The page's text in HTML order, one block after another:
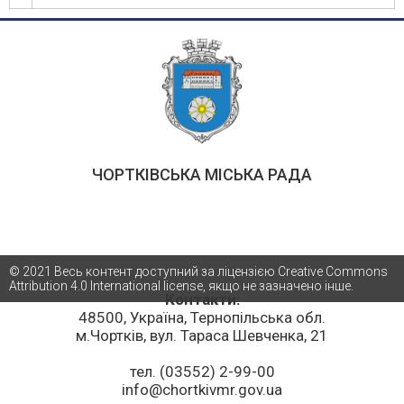
розр.проект.замкова
Рубчакової
розроблення
Залізнична
ЧОРТКІВСЬКА МІСЬКА РАДА
Контакти:
48500, Україна, Тернопільська обл.
м.Чортків, вул. Тараса Шевченка, 21
тел. (03552) 2-99-00
info@chortkivmr.gov.ua
© 2021 Весь контент доступний за ліцензією Creative Commons
Attribution 4.0 International license, якщо не зазначено інше.